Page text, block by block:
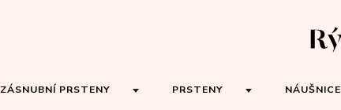
ZÁSNUBNÍ PRSTENY PRSTENY NÁUŠNICE